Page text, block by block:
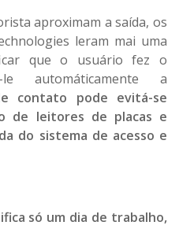
aproximam a saída, os
leram mai uma
que o usuário fez o
automáticamente a
contato pode evitá-se
de leitores de placas e
do sistema de acesso e
só um dia de trabalho,